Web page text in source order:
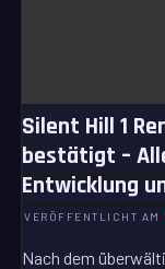
Silent Hill 1
bestätigt –
Entwicklung
VERÖFFENTLICHT AM
Nach dem